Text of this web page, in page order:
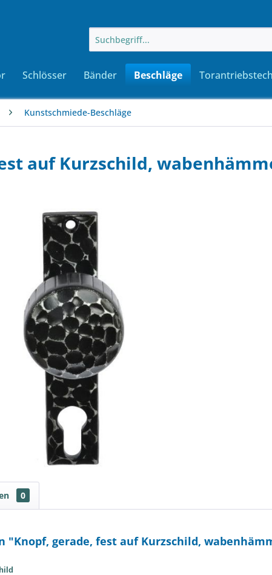
Schlösser Bänder Beschläge
Kunstschmiede-Beschläge
auf Kurzschild,
0
gerade, fest auf Kurzschild,